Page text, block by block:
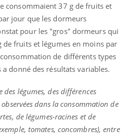
consommaient 37 g de fruits et
jour que les dormeurs
pour les "gros" dormeurs qui
de fruits et légumes en moins par
de différents types
donné des résultats variables.
des légumes, des différences
dans la consommation de
de légumes-racines et de
tomates, concombres), entre